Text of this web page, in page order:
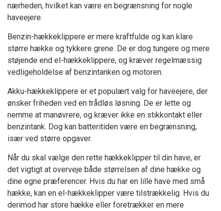
nærheden, hvilket kan være en begrænsning for nogle
haveejere.
Benzin-hækkeklippere er mere kraftfulde og kan klare
større hække og tykkere grene. De er dog tungere og mere
støjende end el-hækkeklippere, og kræver regelmæssig
vedligeholdelse af benzintanken og motoren.
Akku-hækkeklippere er et populært valg for haveejere, der
ønsker friheden ved en trådløs løsning. De er lette og
nemme at manøvrere, og kræver ikke en stikkontakt eller
benzintank. Dog kan batteritiden være en begrænsning,
især ved større opgaver.
Når du skal vælge den rette hækkeklipper til din have, er
det vigtigt at overveje både størrelsen af dine hække og
dine egne præferencer. Hvis du har en lille have med små
hække, kan en el-hækkeklipper være tilstrækkelig. Hvis du
derimod har store hække eller foretrækker en mere